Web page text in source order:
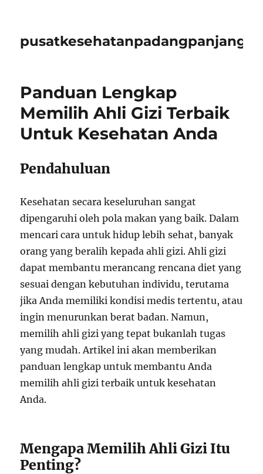
pusatkesehatanpadangpanjangid
Panduan Lengkap
Memilih Ahli Gizi Terbaik
Untuk Kesehatan Anda
Pendahuluan
Kesehatan secara keseluruhan sangat
dipengaruhi oleh pola makan yang baik. Dalam
mencari cara untuk hidup lebih sehat, banyak
orang yang beralih kepada ahli gizi. Ahli gizi
dapat membantu merancang rencana diet yang
sesuai dengan kebutuhan individu, terutama
jika Anda memiliki kondisi medis tertentu, atau
ingin menurunkan berat badan. Namun,
memilih ahli gizi yang tepat bukanlah tugas
yang mudah. Artikel ini akan memberikan
panduan lengkap untuk membantu Anda
memilih ahli gizi terbaik untuk kesehatan
Anda.
Mengapa Memilih Ahli Gizi Itu
Penting?